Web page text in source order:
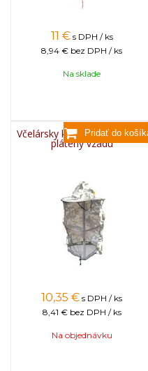
11 € s DPH / ks
8,94 € bez DPH / ks
Na sklade
Včelársky klobúk maskáčový,
plátený vzadu
10,35 € s DPH / ks
8,41 € bez DPH / ks
Na objednávku